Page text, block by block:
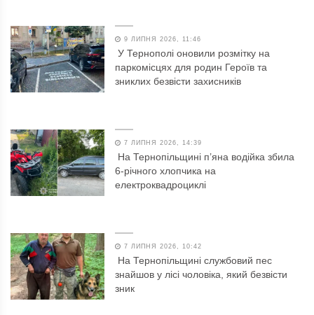
9 ЛИПНЯ 2026, 11:46
У Тернополі оновили розмітку на
паркомісцях для родин Героїв та
зниклих безвісти захисників
7 ЛИПНЯ 2026, 14:39
На Тернопільщині п’яна водійка збила
6-річного хлопчика на
електроквадроциклі
7 ЛИПНЯ 2026, 10:42
На Тернопільщині службовий пес
знайшов у лісі чоловіка, який безвісти
зник